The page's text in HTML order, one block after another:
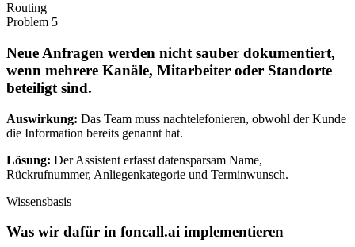
Routing
Problem 5
Neue Anfragen werden nicht sauber dokumentiert,
wenn mehrere Kanäle, Mitarbeiter oder Standorte
beteiligt sind.
Auswirkung: Das Team muss nachtelefonieren, obwohl der Kunde
die Information bereits genannt hat.
Lösung: Der Assistent erfasst datensparsam Name,
Rückrufnummer, Anliegenkategorie und Terminwunsch.
Wissensbasis
Was wir dafür in foncall.ai implementieren